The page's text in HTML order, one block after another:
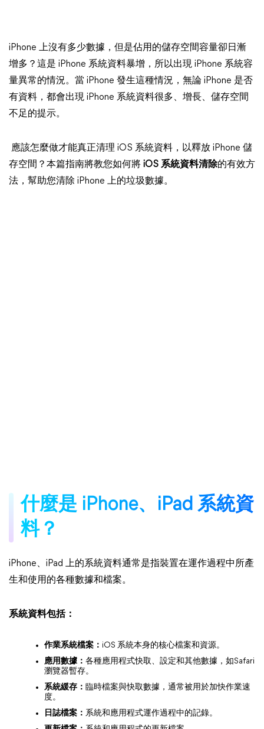
iPhone 上沒有多少數據，但是佔用的儲存空間容量卻日漸
增多？這是 iPhone 系統資料暴增，所以出現 iPhone 系統容
量異常的情況。當 iPhone 發生這種情況，無論 iPhone 是否
有資料，都會出現 iPhone 系統資料很多、增長、儲存空間
不足的提示。
應該怎麼做才能真正清理 iOS 系統資料，以釋放 iPhone 儲
存空間？本篇指南將教您如何將 iOS 系統資料清除的有效方
法，幫助您清除 iPhone 上的垃圾數據。
什麼是 iPhone、iPad 系統資
料？
iPhone、iPad 上的系統資料通常是指裝置在運作過程中所產
生和使用的各種數據和檔案。
系統資料包括：
作業系統檔案： iOS 系統本身的核心檔案和資源。
應用數據： 各種應用程式快取、設定和其他數據，如Safari
瀏覽器暫存。
系統緩存： 臨時檔案與快取數據，通常被用於加快作業速
度。
日誌檔案： 系統和應用程式運作過程中的記錄。